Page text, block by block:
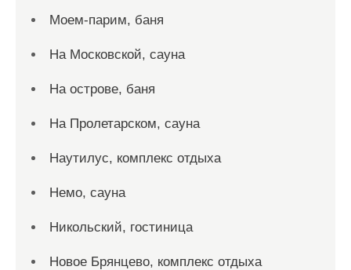
Моем-парим, баня
На Московской, сауна
На острове, баня
На Пролетарском, сауна
Наутилус, комплекс отдыха
Немо, сауна
Никольский, гостиница
Новое Брянцево, комплекс отдыха